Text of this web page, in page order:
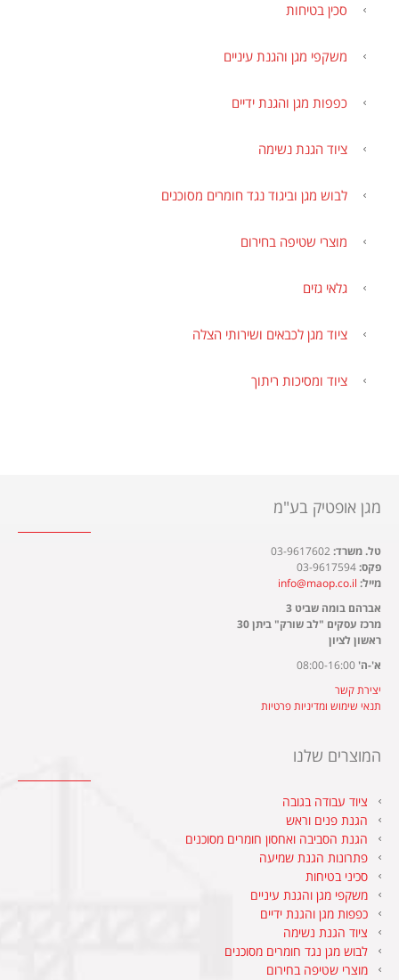
סכין בטיחות
משקפי מגן והגנת עיניים
כפפות מגן והגנת ידיים
ציוד הגנת נשימה
לבוש מגן וביגוד נגד חומרים מסוכנים
מוצרי שטיפה בחירום
גלאי גזים
ציוד מגן לכבאים ושירותי הצלה
ציוד ומסיכות ריתוך
מגן אופטיק בע"מ
טל. משרד:03-9617602
פקס:
מייל: info@maop.co.il
אברהם בומה שביט 3
מרכז עסקים "לב שורק" ביתן 30
ראשון לציון
א'-ה' 08:00-16:00
יצירת קשר
תנאי שימוש ומדיניות פרטיות
המוצרים שלנו
ציוד עבודה בגובה
הגנת פנים וראש
הגנת הסביבה ואחסון חומרים מסוכנים
פתרונות הגנת שמיעה
סכיני בטיחות
משקפי מגן והגנת עיניים
כפפות מגן והגנת ידיים
ציוד הגנת נשימה
לבוש מגן נגד חומרים מסוכנים
מוצרי שטיפה בחירום